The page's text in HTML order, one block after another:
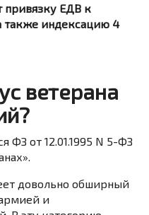
привязку ЕДВ к
индексацию 4
ветерана
ФЗ от 12.01.1995 N 5-ФЗ
довольно обширный
и